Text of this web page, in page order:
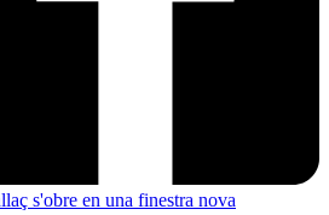
s'obre en una finestra nova